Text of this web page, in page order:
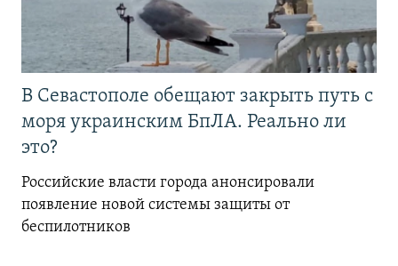
В Севастополе обещают закрыть путь с
моря украинским БпЛА. Реально ли
это?
Российские власти города анонсировали
появление новой системы защиты от
беспилотников